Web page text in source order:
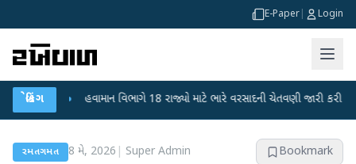
E-Paper Login
બ્રેકિંગ
● હવામાન વિભાગે 18 રાજ્યો માટે ભારે વરસાદની ચેતવણી જારી કરી ●
રમતગમત 8 મે, 2026 Super Admin Bookmark